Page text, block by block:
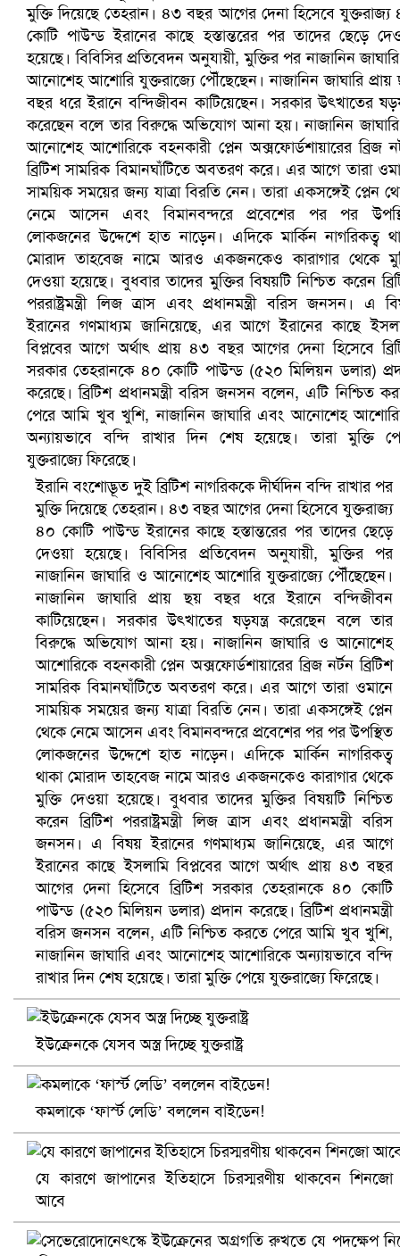
প্রোটিয়াদের হারিয়ে বিশ্বকাপের শিরোপা ঘরে তুলল ভারত
সৌদিতে ব্যাপক ধরপাকড়, এক সপ্তাহেই ২১ হাজারের বেশি
বৈষম্যবিরোধী ছাত্র আন্দোলনের সাধারণ সম্পাদকের পদত্যাগ
ভিউ বাড়াতে রাম দা হাতে ফেসবুকে ভিডিও পোস্ট শিক্ষকের
আ.লীগ ও জাপার ৯ নেতা কারাগারে
ইরানি বংশোদ্ভূত দুই ব্রিটিশ নাগরিককে দীর্ঘদিন বন্দি রাখার পর
মুক্তি দিয়েছে তেহরান। ৪৩ বছর আগের দেনা হিসেবে যুক্তরাজ্য
৪০ কোটি পাউন্ড ইরানের কাছে হস্তান্তরের পর তাদের ছেড়ে
দেওয়া হয়েছে। বিবিসির প্রতিবেদন অনুযায়ী, মুক্তির পর
নাজানিন জাঘারি ও আনোশেহ আশোরি যুক্তরাজ্যে পৌঁছেছেন।
নাজানিন জাঘারি প্রায় ছয় বছর ধরে ইরানে বন্দিজীবন
কাটিয়েছেন। সরকার উৎখাতের ষড়যন্ত্র করেছেন বলে তার
বিরুদ্ধে অভিযোগ আনা হয়। নাজানিন জাঘারি ও আনোশেহ
আশোরিকে বহনকারী প্লেন অক্সফোর্ডশায়ারের ব্রিজ নর্টন ব্রিটিশ
সামরিক বিমানঘাঁটিতে অবতরণ করে। এর আগে তারা ওমানে
সাময়িক সময়ের জন্য যাত্রা বিরতি নেন। তারা একসঙ্গেই প্লেন
থেকে নেমে আসেন এবং বিমানবন্দরে প্রবেশের পর পর উপস্থিত
লোকজনের উদ্দেশে হাত নাড়েন। এদিকে মার্কিন নাগরিকত্ব
থাকা মোরাদ তাহবেজ নামে আরও একজনকেও কারাগার থেকে
মুক্তি দেওয়া হয়েছে। বুধবার তাদের মুক্তির বিষয়টি নিশ্চিত
করেন ব্রিটিশ পররাষ্ট্রমন্ত্রী লিজ ত্রাস এবং প্রধানমন্ত্রী বরিস
জনসন। এ বিষয় ইরানের গণমাধ্যম জানিয়েছে, এর আগে
ইরানের কাছে ইসলামি বিপ্লবের আগে অর্থাৎ প্রায় ৪৩ বছর
আগের দেনা হিসেবে ব্রিটিশ সরকার তেহরানকে ৪০ কোটি
পাউন্ড (৫২০ মিলিয়ন ডলার) প্রদান করেছে। ব্রিটিশ প্রধানমন্ত্রী
বরিস জনসন বলেন, এটি নিশ্চিত করতে পেরে আমি খুব খুশি,
নাজানিন জাঘারি এবং আনোশেহ আশোরিকে অন্যায়ভাবে বন্দি
রাখার দিন শেষ হয়েছে। তারা মুক্তি পেয়ে যুক্তরাজ্যে ফিরেছে।
ইউক্রেনকে যেসব অস্ত্র দিচ্ছে যুক্তরাষ্ট্র
কমলাকে ‘ফার্স্ট লেডি’ বললেন বাইডেন!
যে কারণে জাপানের ইতিহাসে চিরস্মরণীয় থাকবেন শিনজো
আবে